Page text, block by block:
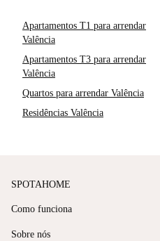
Apartamentos T1 para arrendar
Valência
Apartamentos T3 para arrendar
Valência
Quartos para arrendar Valência
Residências Valência
SPOTAHOME
Como funciona
Sobre nós